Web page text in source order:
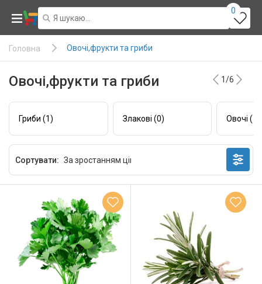
0
Головна Овочі,фрукти та гриби
Овочі,фрукти та гриби 1/6
Гриби (1) Злакові (0) Овочі
Сортувати: